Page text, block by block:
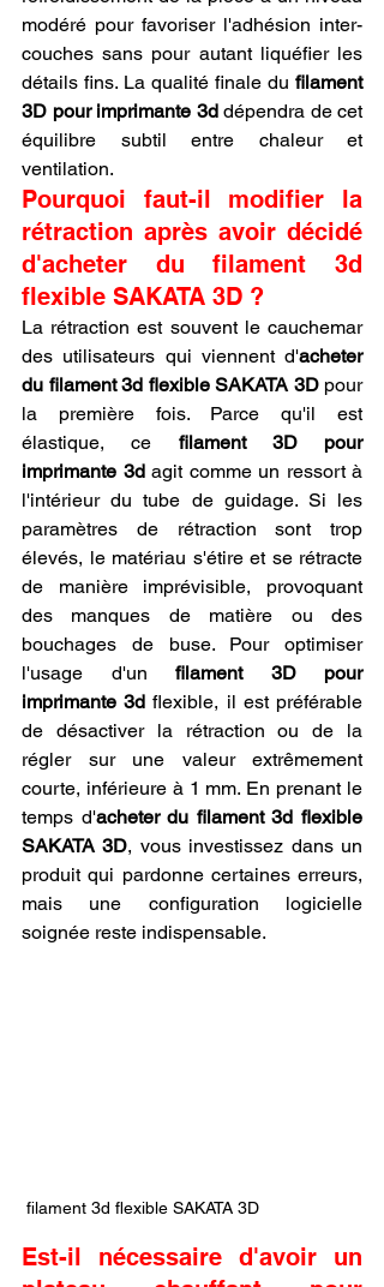
modéré pour favoriser l'adhésion inter-
couches sans pour autant liquéfier les
détails fins. La qualité finale du filament
3D pour imprimante 3d dépendra de cet
équilibre subtil entre chaleur et
ventilation.
Pourquoi faut-il modifier la
rétraction après avoir décidé
d'acheter du filament 3d
flexible SAKATA 3D ?
La rétraction est souvent le cauchemar
des utilisateurs qui viennent d'acheter
du filament 3d flexible SAKATA 3D pour
la première fois. Parce qu'il est
élastique, ce filament 3D pour
imprimante 3d agit comme un ressort à
l'intérieur du tube de guidage. Si les
paramètres de rétraction sont trop
élevés, le matériau s'étire et se rétracte
de manière imprévisible, provoquant
des manques de matière ou des
bouchages de buse. Pour optimiser
l'usage d'un filament 3D pour
imprimante 3d flexible, il est préférable
de désactiver la rétraction ou de la
régler sur une valeur extrêmement
courte, inférieure à 1 mm. En prenant le
temps d'acheter du filament 3d flexible
SAKATA 3D, vous investissez dans un
produit qui pardonne certaines erreurs,
mais une configuration logicielle
soignée reste indispensable.
filament 3d flexible SAKATA 3D
Est-il nécessaire d'avoir un